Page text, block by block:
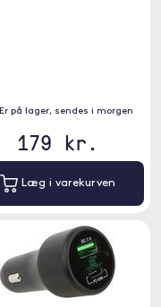
Er på lager, sendes i morgen
179 kr.
Læg i varekurven